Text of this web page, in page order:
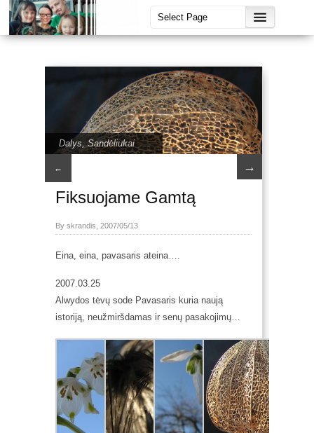
Dalys , Sandėliukai
← →
Fiksuojame Gamtą
By skrandis, 2007/05/13
Eina, eina, pavasaris ateina….
2007.03.25
Alwydos tėvų sode Pavasaris kuria naują
istoriją, neužmiršdamas ir senų pasakojimų…